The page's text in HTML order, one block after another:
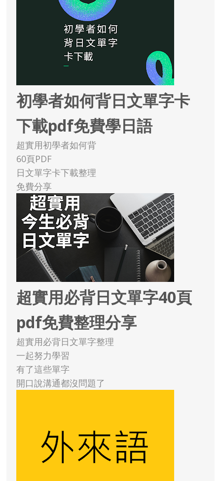
初學者如何背日文單字卡
下載pdf免費學日語
超實用初學者如何背
60頁PDF
日文單字卡下載整理
免費分享
超實用必背日文單字40頁
pdf免費整理分享
超實用必背日文單字整理
一起努力學習
有了這些單字
開口說溝通都沒問題了